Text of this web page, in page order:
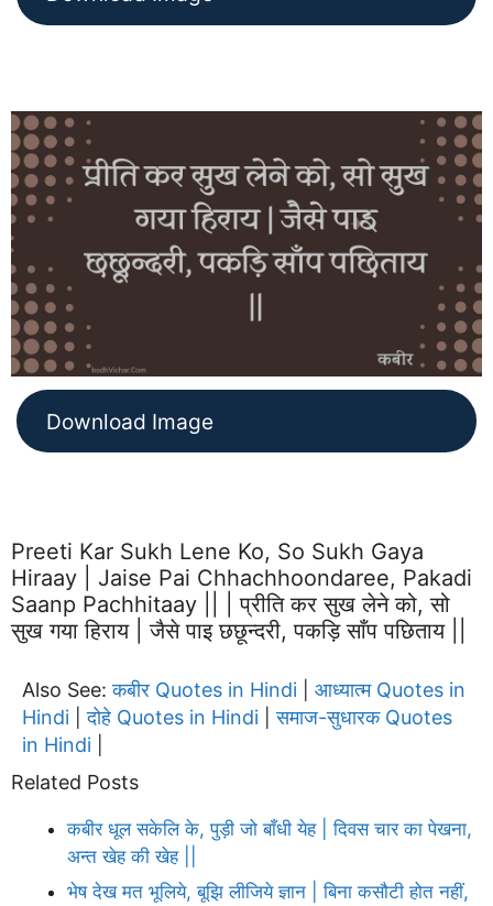
Download Image
Preeti Kar Sukh Lene Ko, So Sukh Gaya
Hiraay | Jaise Pai Chhachhoondaree, Pakadi
Saanp Pachhitaay || | प्रीति कर सुख लेने को, सो
सुख गया हिराय | जैसे पाइ छछून्दरी, पकड़ि साँप पछिताय ||
Also See:कबीर Quotes in Hindi
आध्यात्म Quotes in
Hindi |दोहे Quotes in Hindi |समाज-सुधारक Quotes
in Hindi
Related Posts
कबीर धूल सकेलि के, पुड़ी जो बाँधी येह | दिवस चार का पेखना,
अन्त खेह की खेह ||
भेष देख मत भूलिये, बूझि लीजिये ज्ञान | बिना कसौटी होत नहीं,